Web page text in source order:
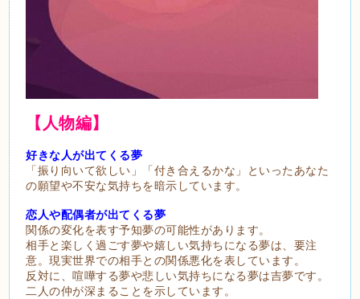
【人物編】
好きな人が出てくる夢
「振り向いて欲しい」「付き合えるかな」といったあなた
の願望や不安な気持ちを暗示しています。
恋人や配偶者が出てくる夢
関係の変化を表す予知夢の可能性があります。
相手と楽しく過ごす夢や嬉しい気持ちになる夢は、要注
意。現実世界での相手との関係悪化を表しています。
反対に、喧嘩する夢や悲しい気持ちになる夢は吉夢です。
二人の仲が深まることを示しています。